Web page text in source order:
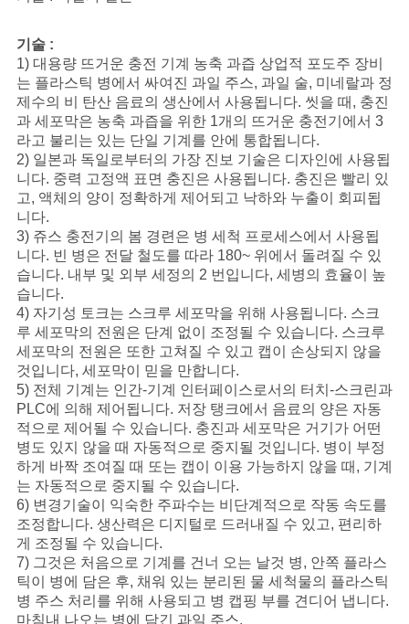
인
정
보
보
호
정
책
기술 :
1) 대용량 뜨거운 충전 기계 농축 과즙 상업적 포도주 장비
는 플라스틱 병에서 싸여진 과일 주스, 과일 술, 미네랄과 정
제수의 비 탄산 음료의 생산에서 사용됩니다. 씻을 때, 충진
과 세포막은 농축 과즙을 위한 1개의 뜨거운 충전기에서 3
라고 불리는 있는 단일 기계를 안에 통합됩니다.
2) 일본과 독일로부터의 가장 진보 기술은 디자인에 사용됩
니다. 중력 고정액 표면 충진은 사용됩니다. 충진은 빨리 있
고, 액체의 양이 정확하게 제어되고 낙하와 누출이 회피됩
니다.
3) 쥬스 충전기의 봄 경련은 병 세척 프로세스에서 사용됩
니다. 빈 병은 전달 철도를 따라 180~ 위에서 돌려질 수 있
습니다. 내부 및 외부 세정의 2 번입니다, 세병의 효율이 높
습니다.
4) 자기성 토크는 스크루 세포막을 위해 사용됩니다. 스크
루 세포막의 전원은 단계 없이 조정될 수 있습니다. 스크루
세포막의 전원은 또한 고쳐질 수 있고 캡이 손상되지 않을
것입니다, 세포막이 믿을 만합니다.
5) 전체 기계는 인간-기계 인터페이스로서의 터치-스크린과
PLC에 의해 제어됩니다. 저장 탱크에서 음료의 양은 자동
적으로 제어될 수 있습니다. 충진과 세포막은 거기가 어떤
병도 있지 않을 때 자동적으로 중지될 것입니다. 병이 부정
하게 바짝 조여질 때 또는 캡이 이용 가능하지 않을 때, 기계
는 자동적으로 중지될 수 있습니다.
6) 변경기술이 익숙한 주파수는 비단계적으로 작동 속도를
조정합니다. 생산력은 디지털로 드러내질 수 있고, 편리하
게 조정될 수 있습니다.
7) 그것은 처음으로 기계를 건너 오는 날것 병, 안쪽 플라스
틱이 병에 담은 후, 채워 있는 분리된 물 세척물의 플라스틱
병 주스 처리를 위해 사용되고 병 캡핑 부를 견디어 냅니다.
마침내 나오는 병에 담긴 과일 주스.